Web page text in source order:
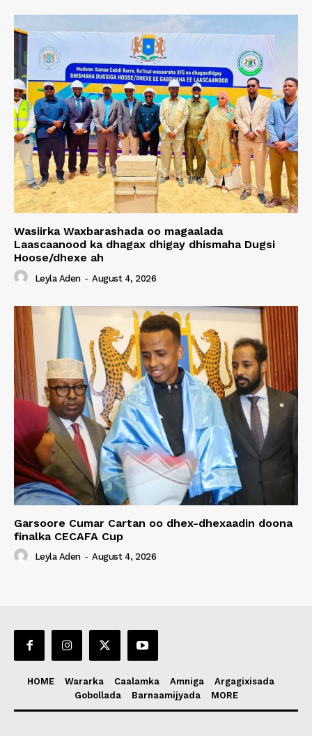
Wasiirka Waxbarashada oo magaalada
Laascaanood ka dhagax dhigay dhismaha Dugsi
Hoose/dhexe ah
Leyla Aden - August 4, 2026
Garsoore Cumar Cartan oo dhex-dhexaadin doona
finalka CECAFA Cup
Leyla Aden - August 4, 2026
HOME Wararka Caalamka Amniga
Argagixisada
Gobollada
Barnaamijyada MORE